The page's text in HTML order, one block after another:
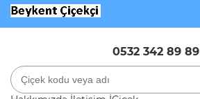
0532 342 89 89